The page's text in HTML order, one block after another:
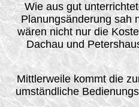
Wie aus gut
Planungsänderung sah
wären nicht nur die
Dachau und
Mittlerweile kommt die
umständliche